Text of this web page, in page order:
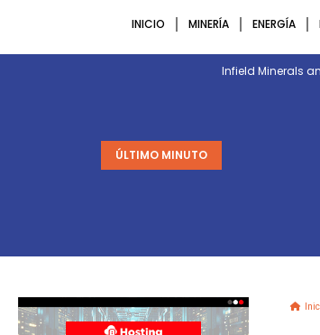
INICIO MINERÍA ENERGÍA
ÚLTIMO MINUTO
Infield Minerals